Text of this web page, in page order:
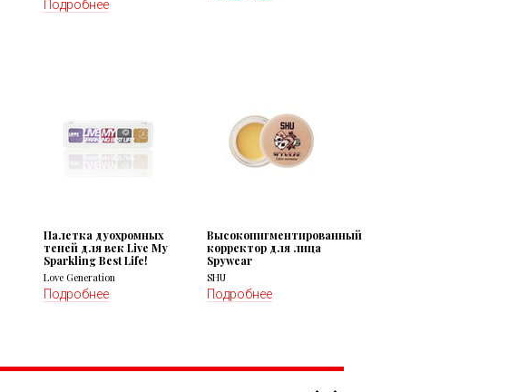
Подробнее
Палетка дуохромных
теней для век Live My
Sparkling Best Life!
Love Generation
Подробнее
Высокопигментированный
корректор для лица
Spywear
SHU
Подробнее